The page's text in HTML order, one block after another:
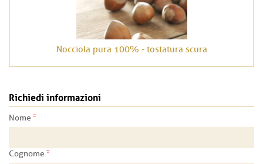
Nocciola pura 100% - tostatura scura
Richiedi informazioni
Nome *
Cognome *